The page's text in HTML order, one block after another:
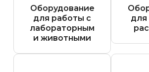
Оборудование
для работы с
лабораторным
и животными
для